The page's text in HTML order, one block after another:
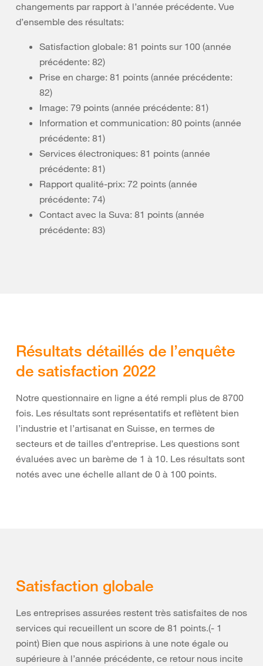
changements par rapport à l’année précédente. Vue
d’ensemble des résultats:
Satisfaction globale: 81 points sur 100 (année
précédente: 82)
Prise en charge: 81 points (année précédente:
82)
Image: 79 points (année précédente: 81)
Information et communication: 80 points (année
précédente: 81)
Services électroniques: 81 points (année
précédente: 81)
Rapport qualité-prix: 72 points (année
précédente: 74)
Contact avec la Suva: 81 points (année
précédente: 83)
Résultats détaillés de l’enquête
de satisfaction 2022
Notre questionnaire en ligne a été rempli plus de 8700
fois. Les résultats sont représentatifs et reflètent bien
l’industrie et l’artisanat en Suisse, en termes de
secteurs et de tailles d’entreprise. Les questions sont
évaluées avec un barème de 1 à 10. Les résultats sont
notés avec une échelle allant de 0 à 100 points.
Satisfaction globale
Les entreprises assurées restent très satisfaites de nos
services qui recueillent un score de 81 points.(- 1
point) Bien que nous aspirions à une note égale ou
supérieure à l’année précédente, ce retour nous incite